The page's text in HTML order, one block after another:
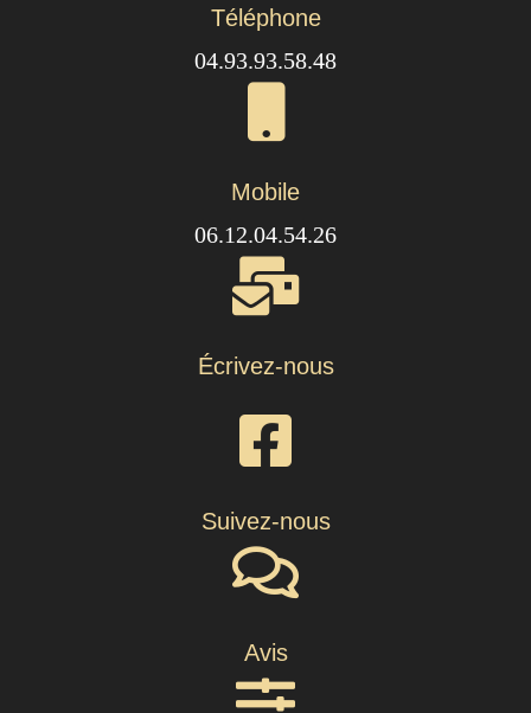
Téléphone
04.93.93.58.48
Mobile
06.12.04.54.26
Écrivez-nous
Suivez-nous
Avis